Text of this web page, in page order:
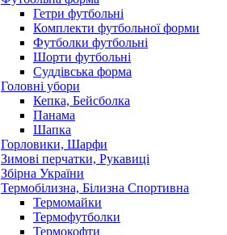
Гетри футбольні
Комплекти футбольної форми
Футболки футбольні
Шорти футбольні
Суддівська форма
Головні убори
Кепка, Бейсболка
Панама
Шапка
Горловики, Шарфи
Зимові перчатки, Рукавиці
Збірна України
Термобілизна, Білизна Спортивна
Термомайки
Термофутболки
Термокофти